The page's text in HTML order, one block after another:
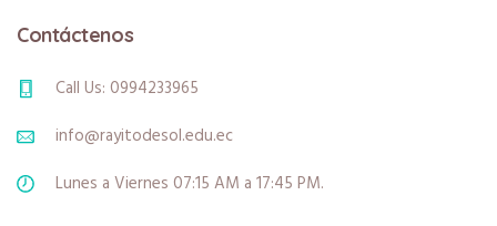
Contáctenos
Call Us: 0994233965
info@rayitodesol.edu.ec
Lunes a Viernes 07:15 AM a 17:45 PM.